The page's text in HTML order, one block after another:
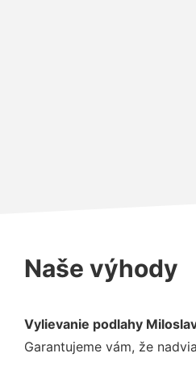
Naše výhody
Vylievanie podlahy
Garantujeme vám, že